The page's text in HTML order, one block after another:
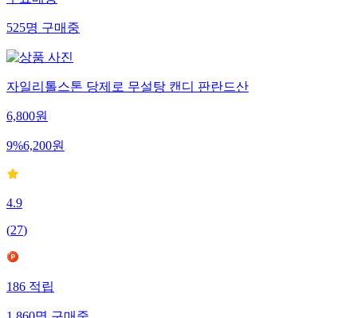
무료배송
525명구매중
자일리톨스톤 당제로 무설탕 캔디 판란드산
6,800원
9%6,200원
4.9
(27)
186적립